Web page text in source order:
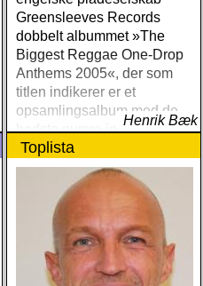
Greensleeves Records
dobbelt albummet »The
Biggest Reggae One-Drop
Anthems 2005«, der som
titlen indikerer er et
opsamlingsalbum med de
bedste numre indenfor den
populære reggaestil kaldet
one-drop
Henrik Bæk
Toplista